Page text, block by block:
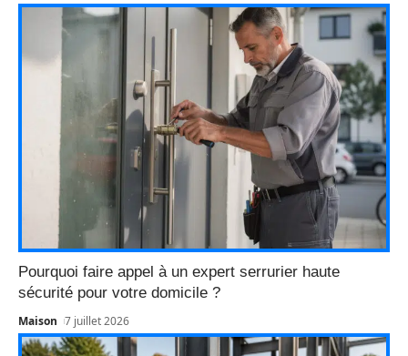
Pourquoi faire appel à un expert serrurier haute
sécurité pour votre domicile ?
Maison 7 juillet 2026